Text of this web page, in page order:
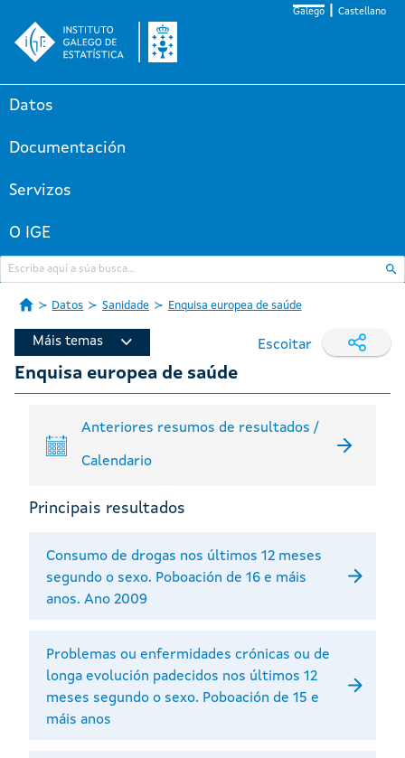
Galego Castellano
Datos
Documentación
Servizos
O IGE
Datos Sanidade Enquisa europea de saúde
Máis temas Escoitar
Enquisa europea de saúde
Anteriores resumos de resultados /
Calendario
Principais resultados
Consumo de drogas nos últimos 12 meses
segundo o sexo. Poboación de 16 e máis
anos. Ano 2009
Problemas ou enfermidades crónicas ou de
longa evolución padecidos nos últimos 12
meses segundo o sexo. Poboación de 15 e
máis anos